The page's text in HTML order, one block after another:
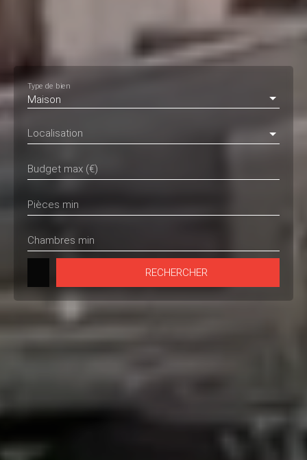
Maison
Type de bien
Localisation
Budget max (€)
Pièces min
Chambres min
RECHERCHER